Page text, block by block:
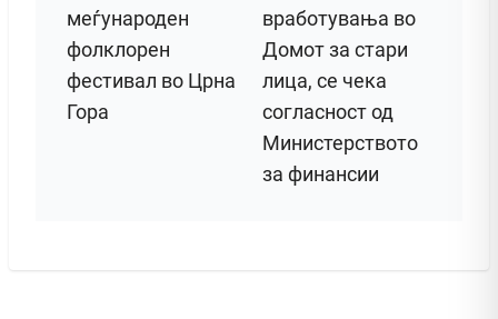
меѓународен
фолклорен
фестивал во Црна
Гора
вработувања во
Домот за стари
лица, се чека
согласност од
Министерството
за финансии